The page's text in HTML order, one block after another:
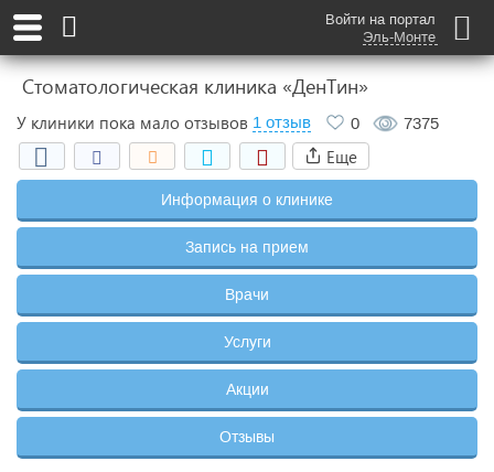
Войти на портал
Эль-Монте
Стоматологическая клиника «ДенТин»
У клиники пока мало отзывов 1 отзыв 0 7375
Еще
Информация о клинике
Запись на прием
Врачи
Услуги
Акции
Отзывы